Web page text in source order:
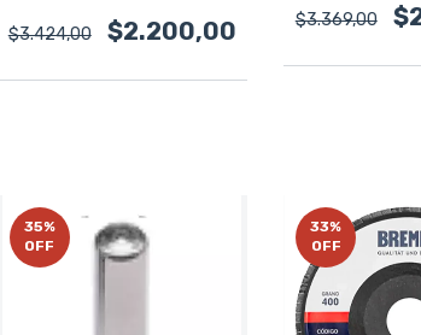
$3.424,00 $2.200,00 $3.369,00
35%
OFF
33%
OFF